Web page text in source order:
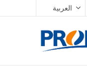
العربية